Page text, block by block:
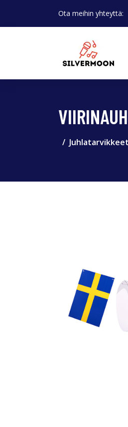
Ota meihin yhteyttä:
Juhlatarvikkeet